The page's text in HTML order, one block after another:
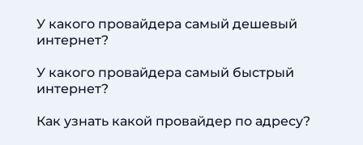
У какого провайдера самый дешевый
интернет?
У какого провайдера самый быстрый
интернет?
Как узнать какой провайдер по адресу?